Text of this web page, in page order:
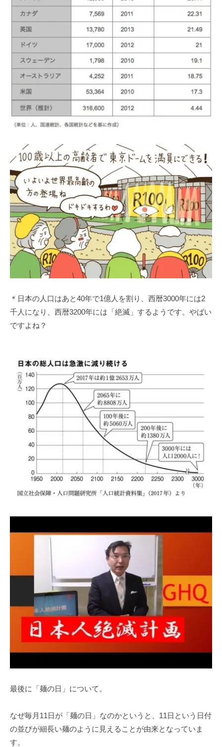
＊日本の人口はあと40年で1億人を割り、西暦3000年には2
千人になり、西暦3200年には「絶滅」するようです。やばい
ですよね？
最後に「麺の日」について。
なぜ毎月11日が「麺の日」なのかというと、11日という日付
の並びが細長い麺のように見えることが由来となっていま
す。